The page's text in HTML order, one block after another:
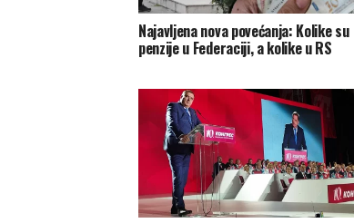
Najavljena nova povećanja: Kolike su
penzije u Federaciji, a kolike u RS